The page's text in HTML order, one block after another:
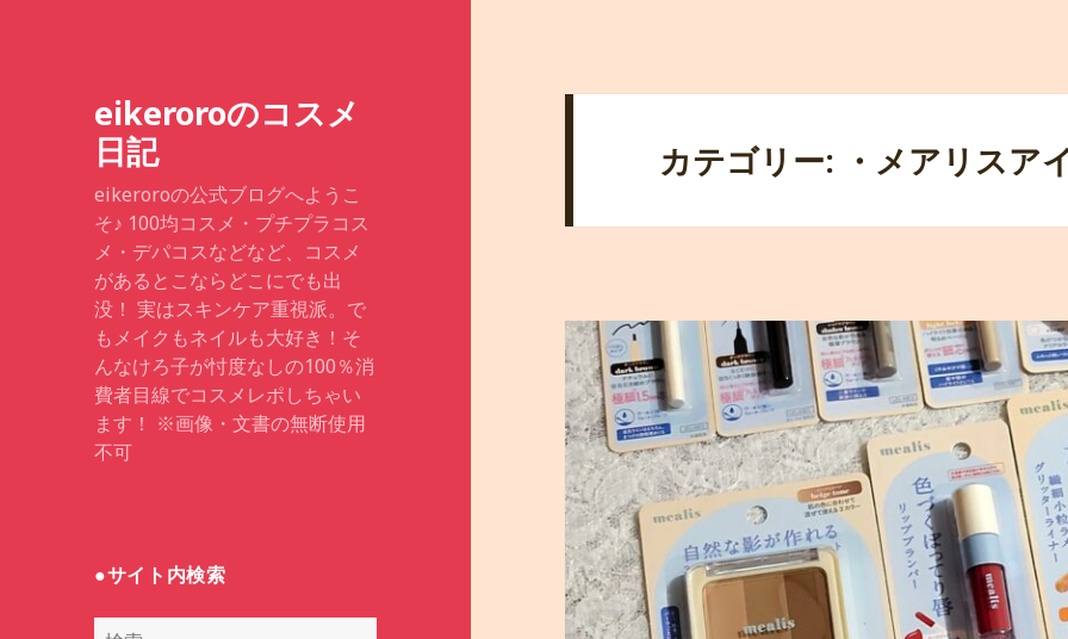
eikeroroのコスメ
日記
eikeroroの公式ブログへようこ
そ♪ 100均コスメ・プチプラコス
メ・デパコスなどなど、コスメ
があるとこならどこにでも出
没！ 実はスキンケア重視派。で
もメイクもネイルも大好き！そ
んなけろ子が忖度なしの100％消
費者目線でコスメレポしちゃい
ます！ ※画像・文書の無断使用
不可
●サイト内検索
検
カテゴリー: ・メアリスア